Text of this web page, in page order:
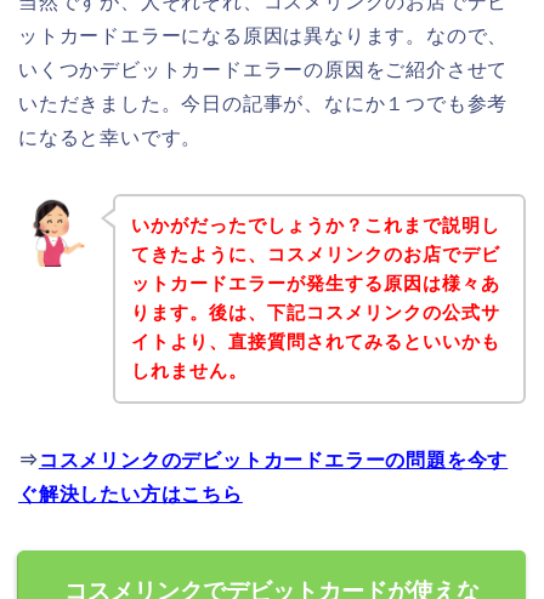
ットカードエラーになる原因は異なります。なので、
いくつかデビットカードエラーの原因をご紹介させて
いただきました。今日の記事が、なにか１つでも参考
になると幸いです。
いかがだったでしょうか？これまで説明し
てきたように、コスメリンクのお店でデビ
ットカードエラーが発生する原因は様々あ
ります。後は、下記コスメリンクの公式サ
イトより、直接質問されてみるといいかも
しれません。
⇒ コスメリンクのデビットカードエラーの問題を今す
ぐ解決したい方はこちら
コスメリンクでデビットカードが使えな